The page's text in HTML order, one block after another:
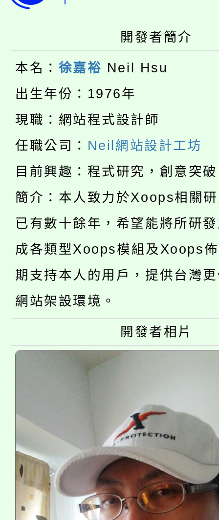
視費優惠，中低收入戶
半價優惠，詳情可洽有
者。
大園自造教育及科技
份教師增能研習
大溪自造教育及科技中
份教師研習
淨零綠生活教案入校路
會
115年食農教育專業人
程
「本色祭」8/29、30
場熱烈登場!
徵才活動。
YOUNG桃局內行報名
8月14至27日，桃園電
開!
115年桃園市運動會8/
田徑場及游泳池舉行。
桃園市低收入戶享有免
視費優惠，中低收入戶
半價優惠，詳情可洽有
大園自造教育及科技中
份教師增能研習
大溪自造教育及科技中
份教師研習
淨零綠生活教案入校路
115年食農教育專業人
開發者簡介
本名： 徐嘉裕 Neil Hsu
出生年份：1976年
現職：網站程式設計師
任職公司： Neil網站設計工坊
目前興趣：程式研究，創意突
簡介：本人致力於Xoops相關
已有數十餘年，希望能將所研
成各類型Xoops模組及Xoops
期支持本人的用戶，提供台灣
網站架設環境。
開發者相片